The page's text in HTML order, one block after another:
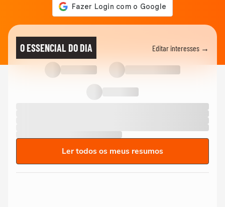
O ESSENCIAL DO DIA Editar interesses →
Ler todos os meus resumos